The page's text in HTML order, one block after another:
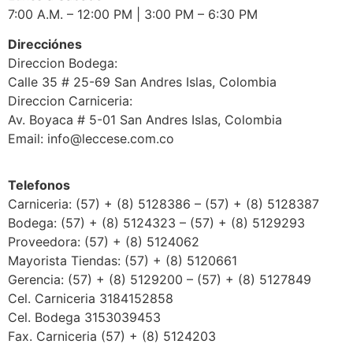
7:00 A.M. – 12:00 PM | 3:00 PM – 6:30 PM
Direcciónes
Direccion Bodega:
Calle 35 # 25-69 San Andres Islas, Colombia
Direccion Carniceria:
Av. Boyaca # 5-01 San Andres Islas, Colombia
Email: info@leccese.com.co
Telefonos
Carniceria: (57) + (8) 5128386 – (57) + (8) 5128387
Bodega: (57) + (8) 5124323 – (57) + (8) 5129293
Proveedora: (57) + (8) 5124062
Mayorista Tiendas: (57) + (8) 5120661
Gerencia: (57) + (8) 5129200 – (57) + (8) 5127849
Cel. Carniceria 3184152858
Cel. Bodega 3153039453
Fax. Carniceria (57) + (8) 5124203